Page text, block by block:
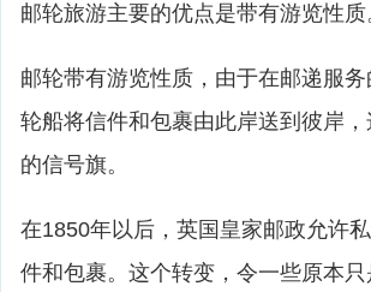
邮轮旅游主要的优点是带有游览性质
邮轮带有游览性质，由于在邮递服
轮船将信件和包裹由此岸送到彼岸
的信号旗。
在1850年以后，英国皇家邮政允许
件和包裹。这个转变，令一些原本